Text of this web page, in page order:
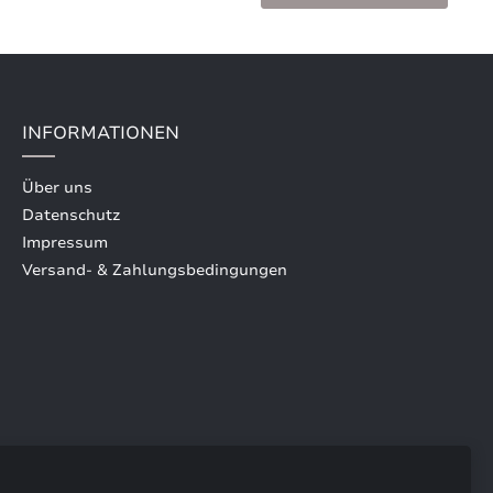
INFORMATIONEN
Über uns
Datenschutz
Impressum
Versand- & Zahlungsbedingungen